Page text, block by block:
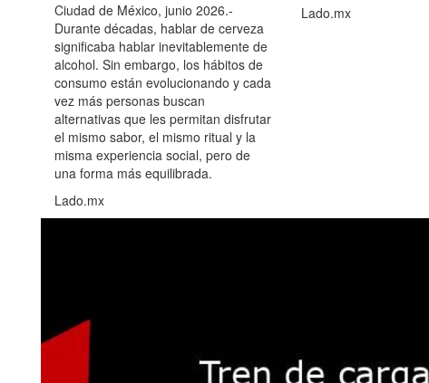
Ciudad de México, junio 2026.-
Durante décadas, hablar de cerveza
significaba hablar inevitablemente de
alcohol. Sin embargo, los hábitos de
consumo están evolucionando y cada
vez más personas buscan
alternativas que les permitan disfrutar
el mismo sabor, el mismo ritual y la
misma experiencia social, pero de
una forma más equilibrada.
Lado.mx
Lado.mx